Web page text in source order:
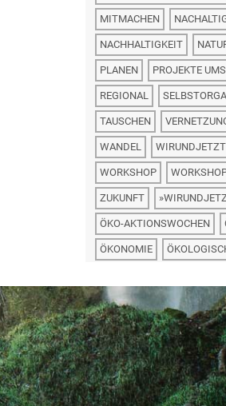
MITMACHEN
NACHHALTIGKEIT
PLANEN PROJEKTE
REGIONAL
TAUSCHEN
WANDEL WIRUNDJETZT
WORKSHOP
ZUKUNFT
ÖKO-AKTIONSWOCHEN
ÖKONOMIE